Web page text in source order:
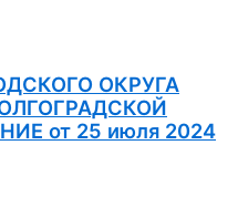
ОКРУГА
от 25 июля 2024